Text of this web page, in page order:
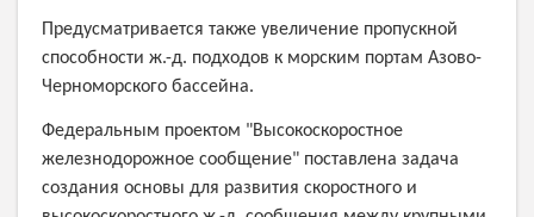
Предусматривается также увеличение пропускной
способности ж.-д. подходов к морским портам Азово-
Черноморского бассейна.
Федеральным проектом "Высокоскоростное
железнодорожное сообщение" поставлена задача
создания основы для развития скоростного и